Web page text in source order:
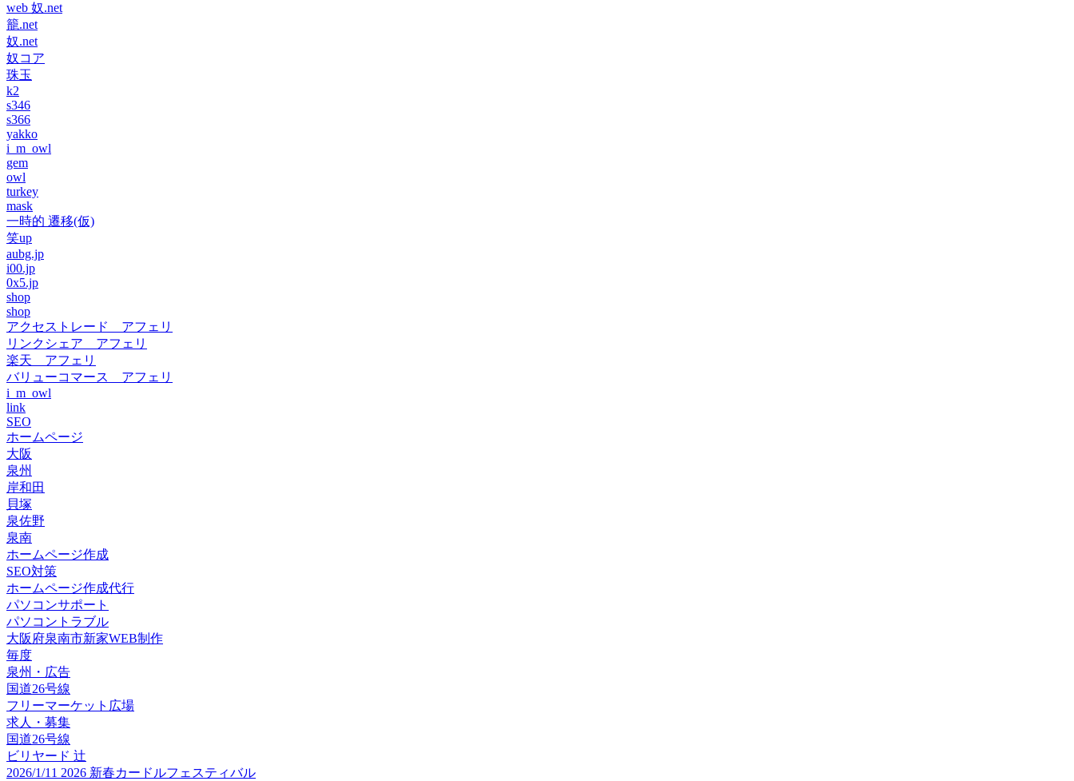
web 奴.net
籠.net
奴.net
奴コア
珠玉
k2
s346
s366
yakko
i_m_owl
gem
owl
turkey
mask
一時的 遷移(仮)
笑up
aubg.jp
i00.jp
0x5.jp
shop
shop
アクセストレード アフェリ
リンクシェア アフェリ
楽天 アフェリ
バリューコマース アフェリ
i_m_owl
link
SEO
ホームページ
大阪
泉州
岸和田
貝塚
泉佐野
泉南
ホームページ作成
SEO対策
ホームページ作成代行
パソコンサポート
パソコントラブル
大阪府泉南市新家WEB制作
毎度
泉州・広告
国道26号線
フリーマーケット広場
求人・募集
国道26号線
ビリヤード 辻
2026/1/11 2026 新春カードルフェスティバル